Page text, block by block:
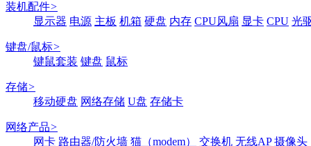
装机配件>
显示器 电源 主板 机箱 硬盘 内存 CPU风扇 显卡 CPU 光
键盘/鼠标>
键鼠套装 键盘 鼠标
存储>
移动硬盘 网络存储 U盘 存储卡
网络产品>
网卡 路由器/防火墙 猫（modem） 交换机 无线AP 摄像头